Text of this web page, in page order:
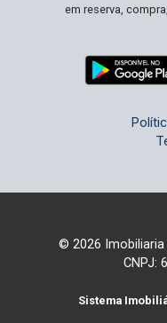
em reserva,
© 2026 Imobiliaria
CNPJ:
Sistema